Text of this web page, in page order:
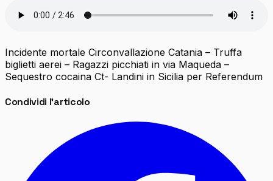
Incidente mortale Circonvallazione Catania – Truffa
biglietti aerei – Ragazzi picchiati in via Maqueda –
Sequestro cocaina Ct- Landini in Sicilia per Referendum
Condividi l'articolo